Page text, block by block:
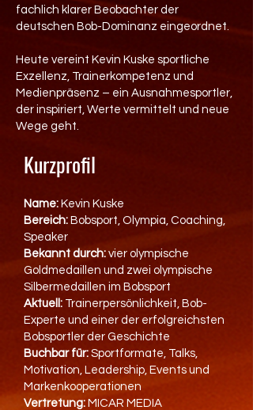
fachlich klarer Beobachter der
deutschen Bob-Dominanz eingeordnet.
Heute vereint Kevin Kuske sportliche
Exzellenz, Trainerkompetenz und
Medienpräsenz – ein Ausnahmesportler,
der inspiriert, Werte vermittelt und neue
Wege geht.
Kurzprofil
Name: Kevin Kuske
Bereich: Bobsport, Olympia, Coaching,
Speaker
Bekannt durch: vier olympische
Goldmedaillen und zwei olympische
Silbermedaillen im Bobsport
Aktuell: Trainerpersönlichkeit, Bob-
Experte und einer der erfolgreichsten
Bobsportler der Geschichte
Buchbar für: Sportformate, Talks,
Motivation, Leadership, Events und
Markenkooperationen
Vertretung: MICAR MEDIA